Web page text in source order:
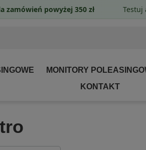
MONITORY
KONTAKT
zamówień powyżej 350 zł Testuj